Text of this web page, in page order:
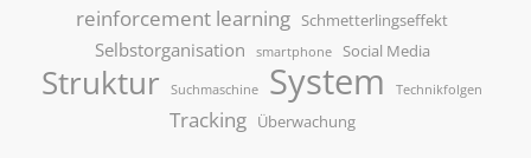
reinforcement learning Schmetterlingseffekt
Selbstorganisation smartphone Social Media
Struktur Suchmaschine System Technikfolgen
Tracking Überwachung